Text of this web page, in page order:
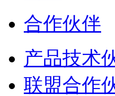
合作伙伴
产品技术
联盟合作